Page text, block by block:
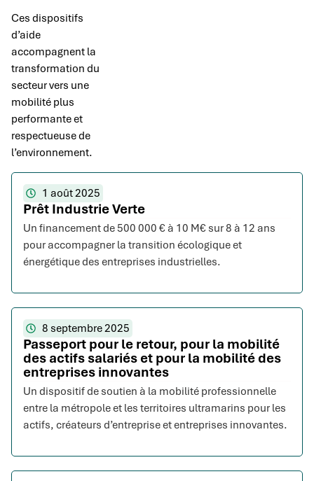
Ces dispositifs
d’aide
accompagnent la
transformation du
secteur vers une
mobilité plus
performante et
respectueuse de
l’environnement.
1 août 2025
Prêt Industrie Verte
Un financement de 500 000 € à 10 M€ sur 8 à 12 ans
pour accompagner la transition écologique et
énergétique des entreprises industrielles.
8 septembre 2025
Passeport pour le retour, pour la mobilité
des actifs salariés et pour la mobilité des
entreprises innovantes
Un dispositif de soutien à la mobilité professionnelle
entre la métropole et les territoires ultramarins pour les
actifs, créateurs d’entreprise et entreprises innovantes.